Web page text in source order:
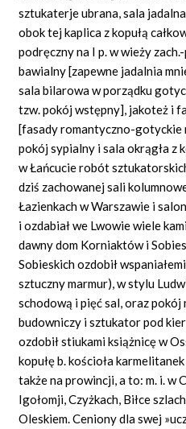
sztukaterje ubrana, sala
obok tej kaplica z kopułą
podręczny na I p. w wieży
bawialny [zapewne jadalnia
sala bilarowa w porządku
tzw. pokój wstępny], jakoteż i
[fasady romantyczno-gotyckie
pokój sypialny i sala okrągła z
w Łańcucie robót
dziś zachowanej sali
Łazienkach w Warszawie i
i ozdabiał we Lwowie wiele
dawny dom Korniaktów i
Sobieskich ozdobił
sztuczny marmur), w stylu
schodową i pięć sal, oraz pokój
budowniczy i sztukator pod
ozdobił stiukami książnicę w
kopułę b. kościoła
także na prowincji, a to: m. i. w
Igołomji, Czyżkach, Biłce
Oleskiem. Ceniony dla swej